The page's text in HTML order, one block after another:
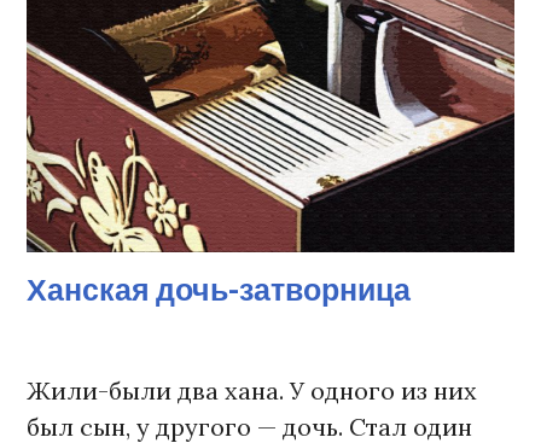
Ханская дочь-затворница
Жили-были два хана. У одного из них
был сын, у другого — дочь. Стал один